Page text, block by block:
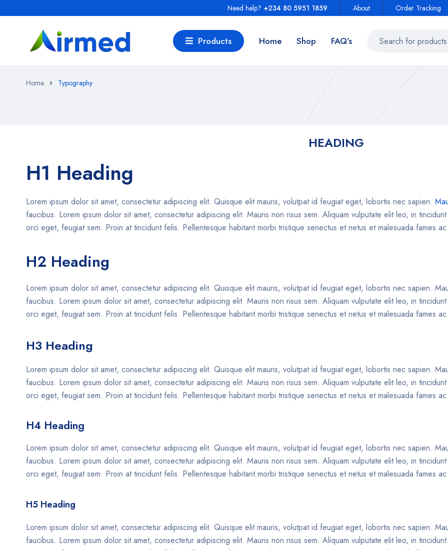
About Order Tracking
Need help? +234 80 5951 1859
Products Home Shop FAQ’s
Home Typography
HEADING
H1 Heading
Lorem ipsum dolor sit amet, consectetur adipiscing elit. Quisque elit mauris, volutpat id feugiat eget, lobortis nec sapien.
faucibus. Lorem ipsum dolor sit amet, consectetur adipiscing elit. Mauris non risus sem. Aliquam vulputate elit leo, in
orci eget, feugiat sem. Proin at tincidunt felis. Pellentesque habitant morbi tristique senectus et netus et malesuada fames
H2 Heading
Lorem ipsum dolor sit amet, consectetur adipiscing elit. Quisque elit mauris, volutpat id feugiat eget, lobortis nec sapien.
faucibus. Lorem ipsum dolor sit amet, consectetur adipiscing elit. Mauris non risus sem. Aliquam vulputate elit leo, in
orci eget, feugiat sem. Proin at tincidunt felis. Pellentesque habitant morbi tristique senectus et netus et malesuada fames
H3 Heading
Lorem ipsum dolor sit amet, consectetur adipiscing elit. Quisque elit mauris, volutpat id feugiat eget, lobortis nec sapien.
faucibus. Lorem ipsum dolor sit amet, consectetur adipiscing elit. Mauris non risus sem. Aliquam vulputate elit leo, in
orci eget, feugiat sem. Proin at tincidunt felis. Pellentesque habitant morbi tristique senectus et netus et malesuada fames
H4 Heading
Lorem ipsum dolor sit amet, consectetur adipiscing elit. Quisque elit mauris, volutpat id feugiat eget, lobortis nec sapien.
faucibus. Lorem ipsum dolor sit amet, consectetur adipiscing elit. Mauris non risus sem. Aliquam vulputate elit leo, in
orci eget, feugiat sem. Proin at tincidunt felis. Pellentesque habitant morbi tristique senectus et netus et malesuada fames
H5 Heading
Lorem ipsum dolor sit amet, consectetur adipiscing elit. Quisque elit mauris, volutpat id feugiat eget, lobortis nec sapien.
faucibus. Lorem ipsum dolor sit amet, consectetur adipiscing elit. Mauris non risus sem. Aliquam vulputate elit leo, in